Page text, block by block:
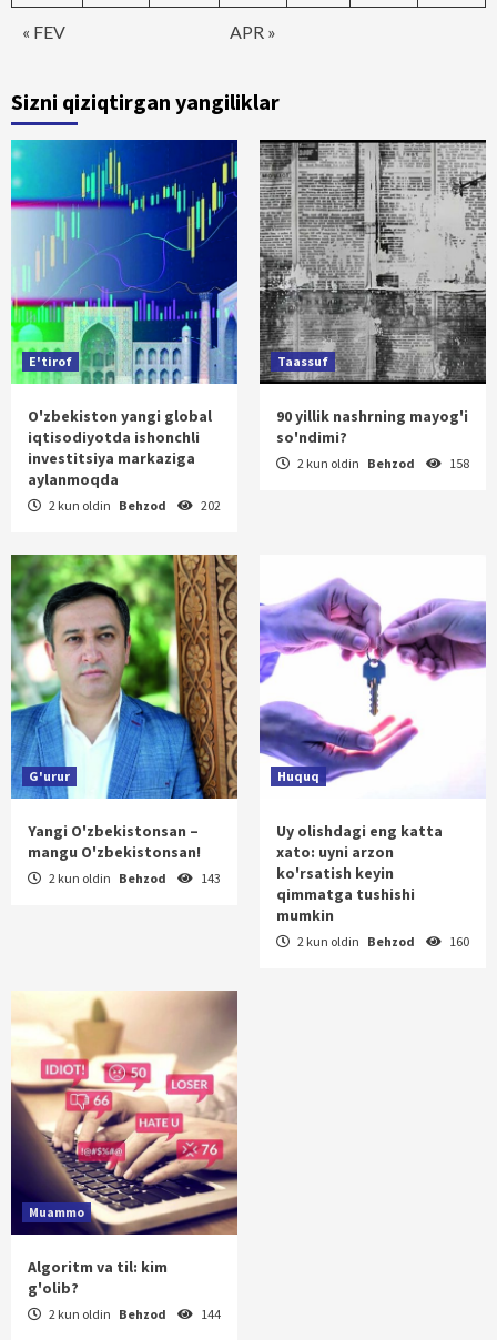
« FEV APR »
Sizni qiziqtirgan yangiliklar
E'tirof
O'zbekiston yangi global
iqtisodiyotda ishonchli
investitsiya markaziga
aylanmoqda
2 kun oldin Behzod 202
Taassuf
90 yillik nashrning mayog'i
so'ndimi?
2 kun oldin Behzod 158
G'urur
Yangi O'zbekistonsan –
mangu O'zbekistonsan!
2 kun oldin Behzod 143
Huquq
Uy olishdagi eng katta
xato: uyni arzon
ko'rsatish keyin
qimmatga tushishi
mumkin
2 kun oldin Behzod 160
Muammo
Algoritm va til: kim
g'olib?
2 kun oldin Behzod 144